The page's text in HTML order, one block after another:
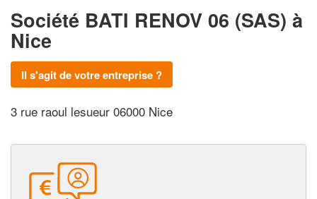
Société BATI RENOV 06 (SAS) à
Nice
Il s'agit de votre entreprise ?
3 rue raoul lesueur 06000 Nice